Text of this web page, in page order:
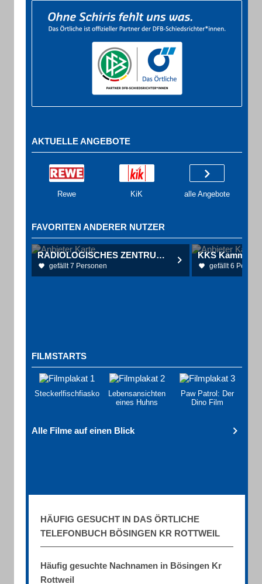
AKTUELLE ANGEBOTE
Rewe KiK alle Angebote
FAVORITEN ANDERER NUTZER
RADIOLOGISCHES ZENTRUM ROTTWEIL
gefällt 7 Personen gefällt 6
FILMSTARTS
Steckerlfischfiasko
Lebensansichten
eines Huhns
Paw Patrol: Der
Dino Film
Alle Filme auf einen Blick
HÄUFIG GESUCHT IN DAS ÖRTLICHE
TELEFONBUCH BÖSINGEN KR ROTTWEIL
Häufig gesuchte Nachnamen in Bösingen Kr
Rottweil